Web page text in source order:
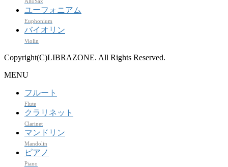
AltoSax
ユーフォニアム
Euphonium
バイオリン
Violin
Copyright(C)LIBRAZONE. All Rights Reserved.
MENU
フルート
Flute
クラリネット
Clarinet
マンドリン
Mandolin
ピアノ
Piano